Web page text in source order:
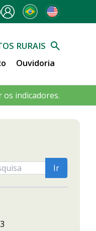
RURAIS
Ouvidoria
indicadores.